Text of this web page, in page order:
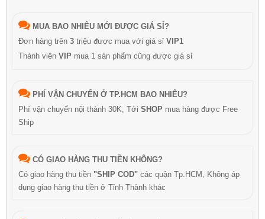
MUA BAO NHIÊU MỚI ĐƯỢC GIÁ SỈ?
Đơn hàng trên 3 triệu được mua với giá sỉ VIP1
Thành viên VIP mua 1 sản phẩm cũng được giá sỉ
PHÍ VẬN CHUYỂN Ở TP.HCM BAO NHIÊU?
Phí vận chuyển nội thành 30K, Tới SHOP mua hàng được Free
Ship
CÓ GIAO HÀNG THU TIỀN KHÔNG?
Có giao hàng thu tiền "SHIP COD" các quận Tp.HCM, Không áp
dụng giao hàng thu tiền ở Tỉnh Thành khác